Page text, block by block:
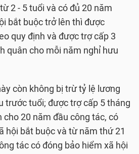
2 - 5 tuổi và có đủ 20 năm
bắt buộc trở lên thì được
quy định và được trợ cấp 3
quân cho mỗi năm nghỉ hưu
còn không bị trừ tỷ lệ lương
trước tuổi; được trợ cấp 5 tháng
20 năm đầu công tác, có
hội bắt buộc và từ năm thứ 21
tác có đóng bảo hiểm xã hội